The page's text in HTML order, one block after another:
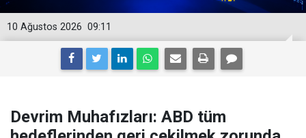
09:11
10 Ağustos 2026
Devrim Muhafızları: ABD tüm